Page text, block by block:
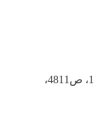
([8]) نهج البلاغة: الخطبة 31. ميزان الحكمة: ج11، ص4811،